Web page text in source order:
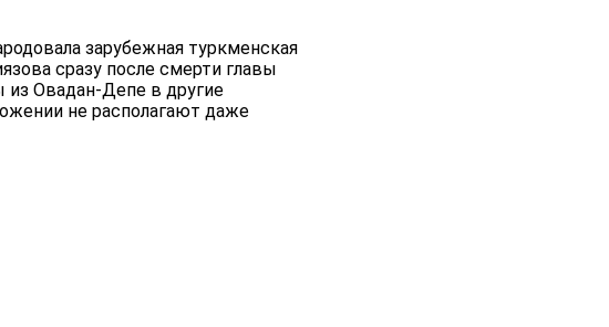
зарубежная туркменская
сразу после смерти главы
из Овадан-Депе в другие
не располагают даже